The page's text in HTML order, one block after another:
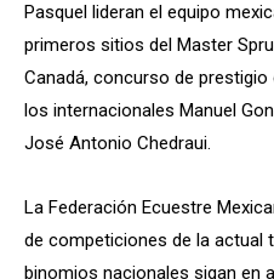
Pasquel lideran el equipo
primeros sitios del Master
Canadá, concurso de
los internacionales Manuel
José Antonio Chedraui.
La Federación Ecuestre
de competiciones de la actual
binomios nacionales sigan en